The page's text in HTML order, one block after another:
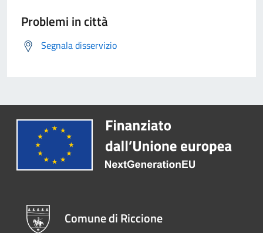
Problemi in città
Segnala disservizio
Comune di Riccione